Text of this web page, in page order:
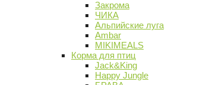
Закрома
ЧИКА
Альпийские луга
Ambar
MIKIMEALS
Корма для птиц
Jack&King
Happy Jungle